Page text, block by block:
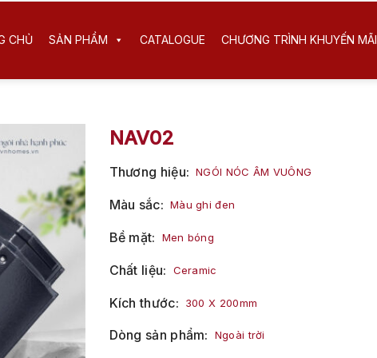
CHỦ SẢN PHẨM CATALOGUE CHƯƠNG TRÌNH KHUYẾN MÃI
NAV02
Thương hiệu NGÓI NÓC ÂM VUÔNG
Màu sắc Màu ghi đen
Bề mặt Men bóng
Chất liệu Ceramic
Kích thước 300 X 200mm
Dòng sản phẩm Ngoài trời